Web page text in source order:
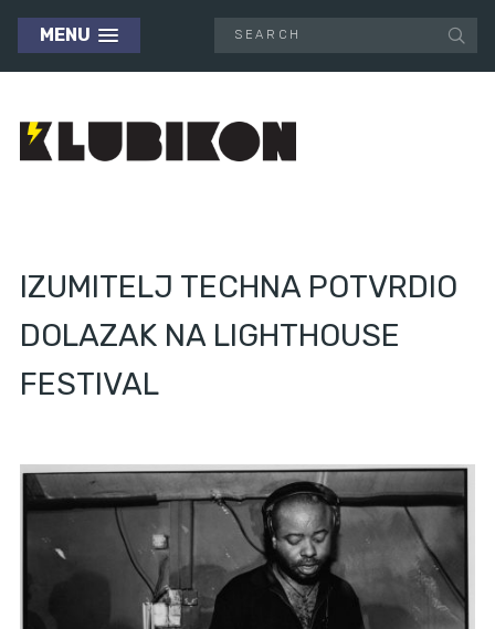
MENU
IZUMITELJ TECHNA POTVRDIO
DOLAZAK NA LIGHTHOUSE
FESTIVAL